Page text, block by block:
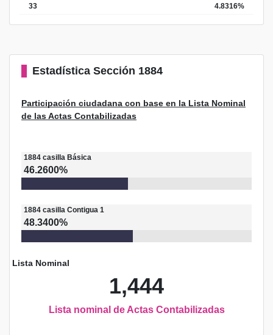
33
4.8316%
Estadística Sección 1884
Participación ciudadana con base en la Lista Nominal
de las Actas Contabilizadas
1884 casilla Básica
46.2600%
1884 casilla Contigua 1
48.3400%
Lista Nominal
1,444
Lista nominal de Actas Contabilizadas